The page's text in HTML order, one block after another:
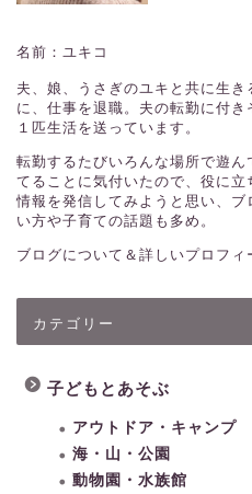
名前：ユキコ
夫、娘、うさぎのユキと共に生
に、仕事を退職。夫の転勤に付
１匹生活を送っています。
転勤するたびいろんな場所で遊
てることに気付いたので、役に
情報を発信してみようと思い、
い方や子育ての話題も多め。
ブログについて＆詳しいプロフィ
カテゴリー
子どもとあそぶ
アウトドア・キャンプ
海・山・公園
動物園・水族館